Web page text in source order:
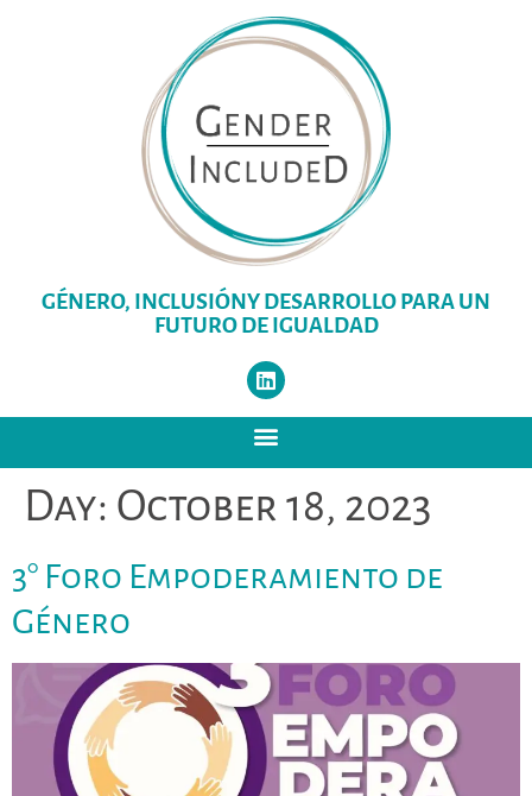
GÉNERO, INCLUSIÓNY DESARROLLO PARA UN
FUTURO DE IGUALDAD
Day: October 18, 2023
3° Foro Empoderamiento de
Género